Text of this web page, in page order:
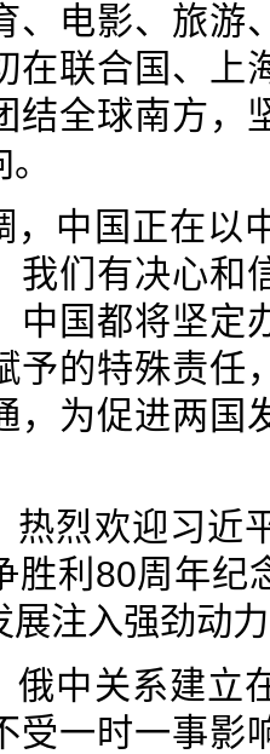
、电影、旅游
在联合国、上
结全球南方，
，中国正在以
我们有决心和
中国都将坚定
予的特殊责任
，为促进两国
热烈欢迎习近
胜利80周年纪
展注入强劲动
俄中关系建立
受一时一事影